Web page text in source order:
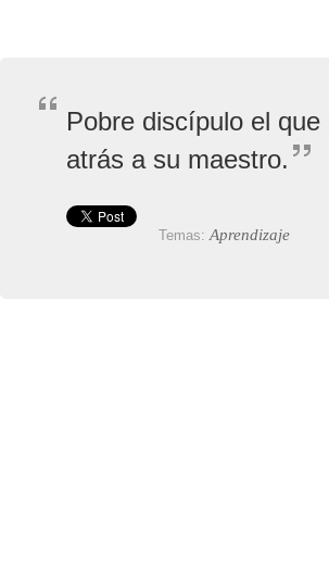
Pobre discípulo el que
atrás a su maestro.
Temas: Aprendizaje